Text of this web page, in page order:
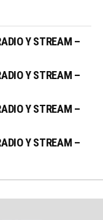
Y STREAM –
Y STREAM –
Y STREAM –
Y STREAM –